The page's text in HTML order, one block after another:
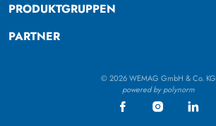
PRODUKTGRUPPEN
PARTNER
© 2026 WEMAG GmbH & Co. KG
powered by polynorm